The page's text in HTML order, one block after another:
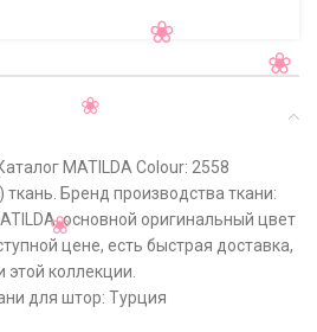
MATILDA Colour: 2558
Бренд производства ткани:
основной оригинальный цвет
цене, есть быстрая доставка,
коллекции.
для штор: Турция